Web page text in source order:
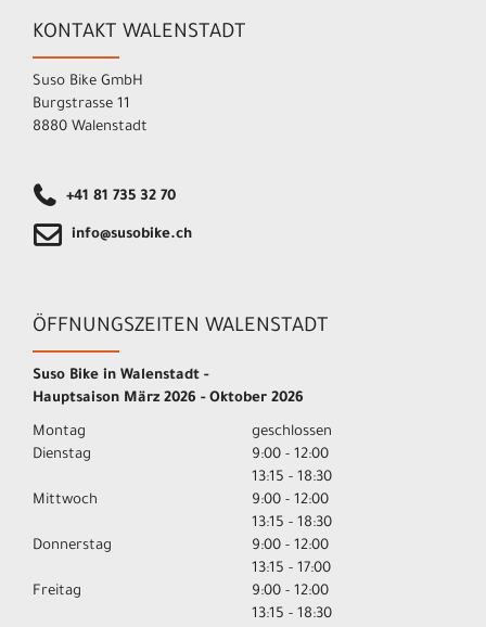
KONTAKT WALENSTADT
Suso Bike GmbH
Burgstrasse 11
8880 Walenstadt
+41 81 735 32 70
info@susobike.ch
ÖFFNUNGSZEITEN WALENSTADT
Suso Bike in Walenstadt -
Hauptsaison März 2026 - Oktober 2026
Montag
geschlossen
Dienstag
9:00 - 12:00
13:15 - 18:30
Mittwoch
9:00 - 12:00
13:15 - 18:30
Donnerstag
9:00 - 12:00
13:15 - 17:00
Freitag
9:00 - 12:00
13:15 - 18:30